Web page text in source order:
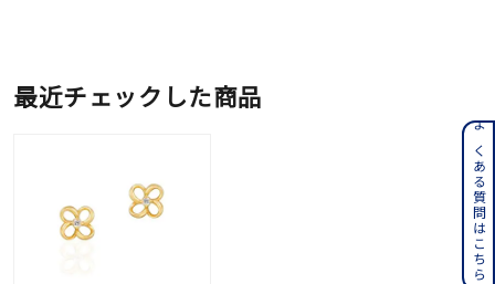
最近チェックした商品
よくある質問はこちら